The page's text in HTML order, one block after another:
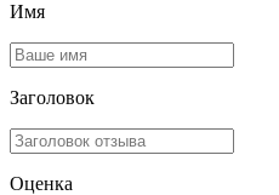
Имя
Заголовок
Оценка